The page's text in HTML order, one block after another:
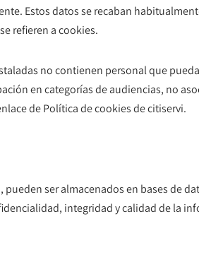
Estos datos se recaban
refieren a cookies.
no contienen personal que
en categorías de audiencias, no
de Política de cookies de citiservi.
ser almacenados en bases de
integridad y calidad de la